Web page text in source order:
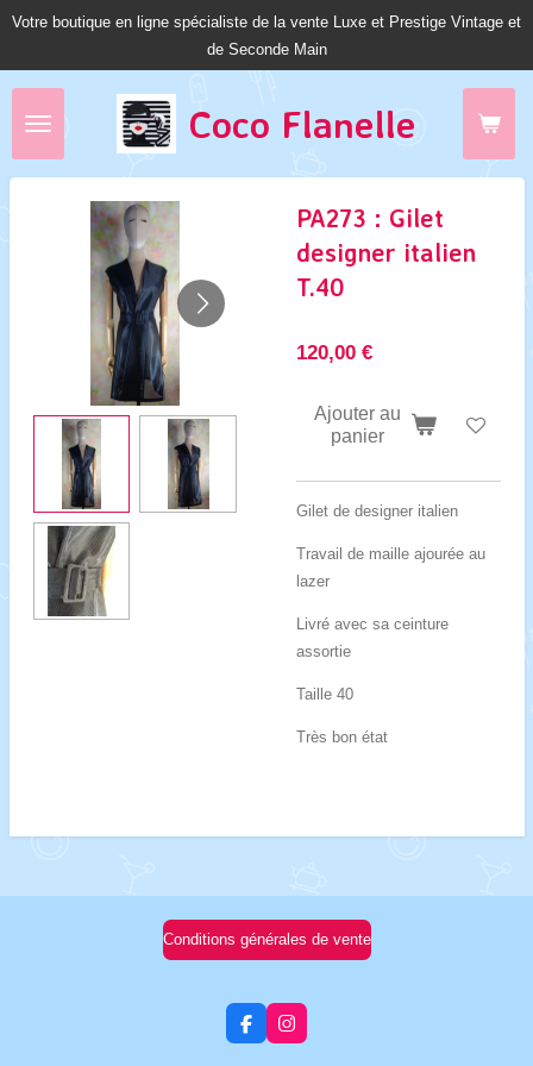
Passer
Coco Flanelle
Votre boutique en ligne spécialiste de la vente Luxe et Prestige Vintage et
de Seconde Main
PA273 : Gilet
designer italien
T.40
120,00 €
Ajouter au
panier
Gilet de designer italien
Travail de maille ajourée au
lazer
Livré avec sa ceinture
assortie
Taille 40
Très bon état
Conditions générales de vente
F
a
I
n